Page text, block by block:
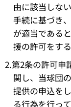
由に該当しな
手続に基づき
が適当である
援の許可をする
2.第2条の許可申
関し、当球団
提供の申込を
る行為を行っ